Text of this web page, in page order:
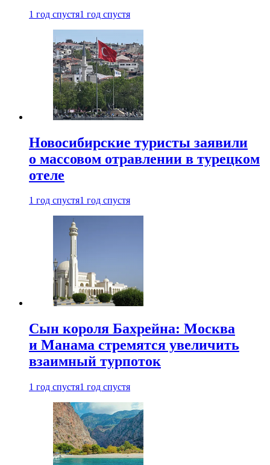
1 год спустя1 год спустя
Новосибирские туристы заявили
о массовом отравлении в турецком
отеле
1 год спустя1 год спустя
Сын короля Бахрейна: Москва
и Манама стремятся увеличить
взаимный турпоток
1 год спустя1 год спустя